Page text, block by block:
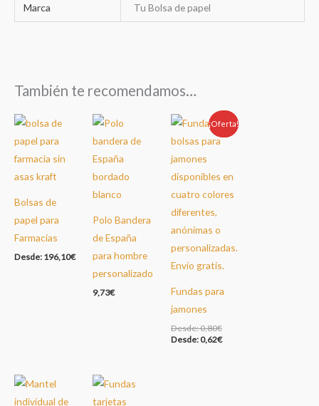
Marca Tu Bolsa de papel
También te recomendamos…
Bolsas de
papel para
Farmacias
Desde: 196,10€
Polo Bandera
de España
para hombre
personalizado
9,73€
Oferta!
¡Oferta!
Fundas para
jamones
Desde:0,80€
Desde:0,62€